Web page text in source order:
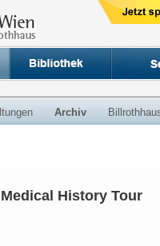
Archiv
History Tour